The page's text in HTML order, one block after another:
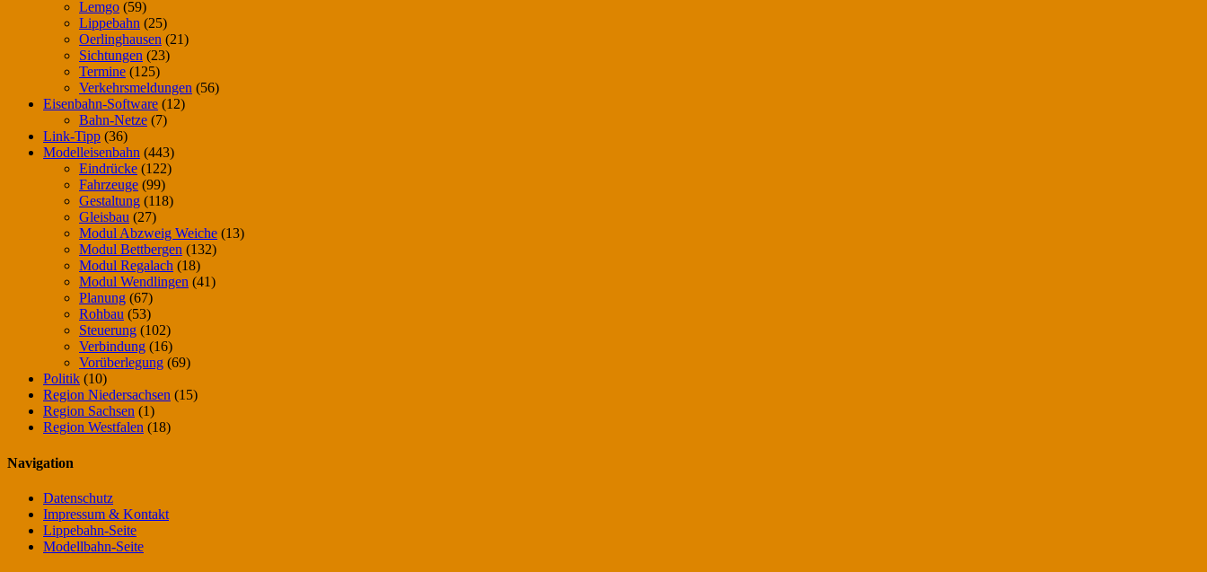
Lemgo (59)
Lippebahn (25)
Oerlinghausen (21)
Sichtungen (23)
Termine (125)
Verkehrsmeldungen (56)
Eisenbahn-Software (12)
Bahn-Netze (7)
Link-Tipp (36)
Modelleisenbahn (443)
Eindrücke (122)
Fahrzeuge (99)
Gestaltung (118)
Gleisbau (27)
Modul Abzweig Weiche (13)
Modul Bettbergen (132)
Modul Regalach (18)
Modul Wendlingen (41)
Planung (67)
Rohbau (53)
Steuerung (102)
Verbindung (16)
Vorüberlegung (69)
Politik (10)
Region Niedersachsen (15)
Region Sachsen (1)
Region Westfalen (18)
Navigation
Datenschutz
Impressum & Kontakt
Lippebahn-Seite
Modellbahn-Seite